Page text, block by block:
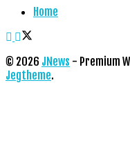
Home
© 2026 JNews - Premium
Jegtheme.